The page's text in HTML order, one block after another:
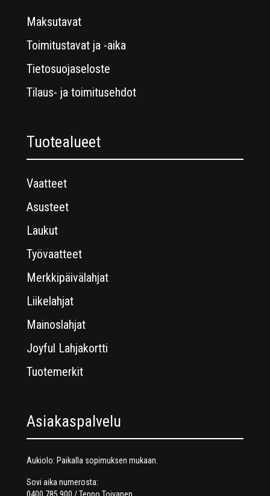
Maksutavat
Toimitustavat ja -aika
Tietosuojaseloste
Tilaus- ja toimitusehdot
Tuotealueet
Vaatteet
Asusteet
Laukut
Työvaatteet
Merkkipäivälahjat
Liikelahjat
Mainoslahjat
Joyful Lahjakortti
Tuotemerkit
Asiakaspalvelu
Aukiolo: Paikalla sopimuksen mukaan.
Sovi aika numerosta: